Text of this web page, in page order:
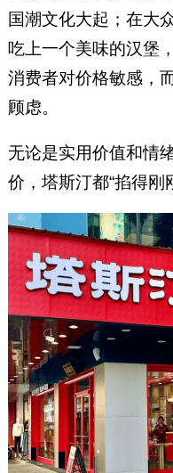
国潮文化大起；在大
吃上一个美味的汉堡
消费者对价格敏感，
顾虑。
无论是实用价值和情
价，塔斯汀都“掐得刚